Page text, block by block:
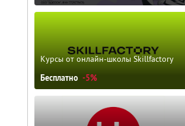
Курсы от онлайн-школы Skillfactory
Бесплатно -5%